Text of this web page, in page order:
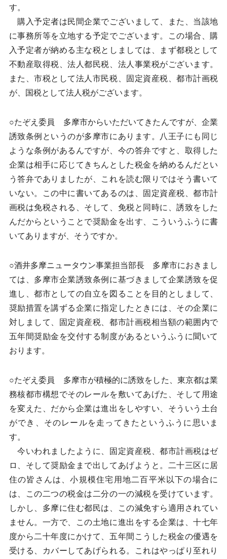
す。
購入予定者は民間企業でございまして、また、当該地
に事務所等を立地する予定でございます。この場合、購
入予定者が納める主な税としましては、まず都税として
不動産取得税、法人都民税、法人事業税がございます。
また、市税として法人市民税、固定資産税、都市計画税
が、国税として法人税がございます。
○たぞえ委員 多摩市からいただいてきたんですが、企業
誘致条例というのが多摩市にあります。八王子にも同じ
ような条例があるんですが、今の答弁ですと、取得した
企業は相手に応じてきちんとした税金を納めるんだとい
う答弁でありましたが、これを読む限りではそう書いて
いない。この中に書いてあるのは、固定資産税、都市計
画税は免税される、そして、免税と同時に、誘致をした
んだからということで奨励金を出す、こういうふうに書
いてありますが、そうですか。
○酒井多摩ニュータウン事業担当部長 多摩市におきまし
ては、多摩市企業誘致条例に基づきまして企業誘致を促
進し、都市としての自立を図ることを目的としまして、
奨励措置を講ずる企業に指定したときには、その企業に
対しまして、固定資産税、都市計画税相当額の範囲内で
五年間奨励金を交付する制度があるというふうに聞いて
おります。
○たぞえ委員 多摩市が積極的に誘致をした、東京都は業
務核都市構想でそのレールを敷いてあげた、そして用途
を変えた、だから企業は進出をしやすい、そういう土台
ができ、そのレールを走ってきたというふうに思いま
す。
今いわれましたように、固定資産税、都市計画税はゼ
ロ、そして奨励金まで出してあげようと。二十三区に居
住の皆さんは、小規模住宅用地二百平米以下の場合に
は、この二つの税金は二分の一の減税を受けています。
しかし、多摩に住む都民は、この減免すら適用されてい
ません。一方で、この土地に進出をする企業は、十七年
度から二十年度にかけて、五年間こうした税金の優遇を
受ける、カバーしてあげられる。これはやっぱり至れり